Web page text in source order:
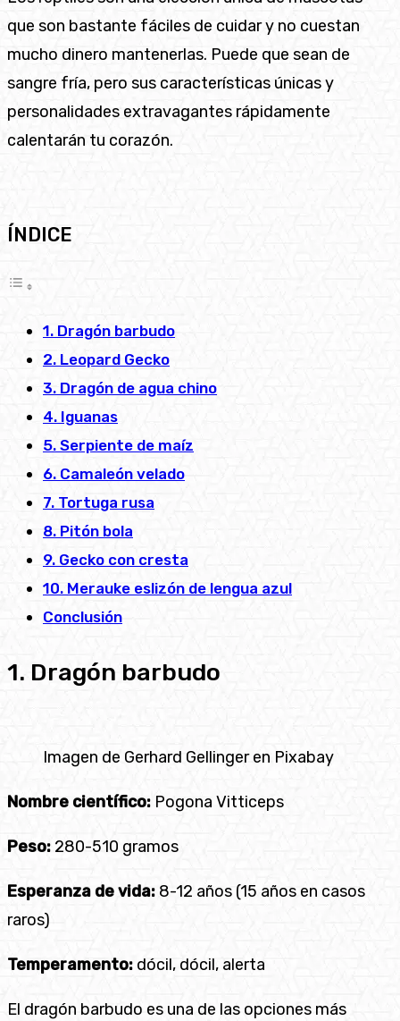
que son bastante fáciles de cuidar y no cuestan
mucho dinero mantenerlas. Puede que sean de
sangre fría, pero sus características únicas y
personalidades extravagantes rápidamente
calentarán tu corazón.
ÍNDICE
1. Dragón barbudo
2. Leopard Gecko
3. Dragón de agua chino
4. Iguanas
5. Serpiente de maíz
6. Camaleón velado
7. Tortuga rusa
8. Pitón bola
9. Gecko con cresta
10. Merauke eslizón de lengua azul
Conclusión
1. Dragón barbudo
Imagen de Gerhard Gellinger en Pixabay
Nombre científico: Pogona Vitticeps
Peso: 280-510 gramos
Esperanza de vida: 8-12 años (15 años en casos
raros)
Temperamento: dócil, dócil, alerta
El dragón barbudo es una de las opciones más